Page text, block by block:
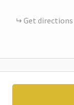
Get directions